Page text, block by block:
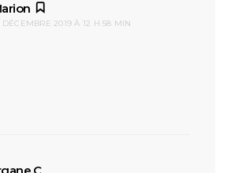
DÉCEMBRE 2019 À 12 H 58 MIN
dit :